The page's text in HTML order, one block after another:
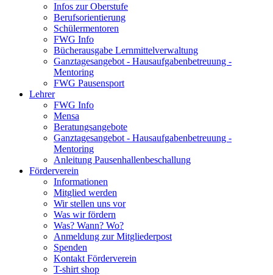
Infos zur Oberstufe
Berufsorientierung
Schülermentoren
FWG Info
Bücherausgabe Lernmittelverwaltung
Ganztagesangebot - Hausaufgabenbetreuung -
Mentoring
FWG Pausensport
Lehrer
FWG Info
Mensa
Beratungsangebote
Ganztagesangebot - Hausaufgabenbetreuung -
Mentoring
Anleitung Pausenhallenbeschallung
Förderverein
Informationen
Mitglied werden
Wir stellen uns vor
Was wir fördern
Was? Wann? Wo?
Anmeldung zur Mitgliederpost
Spenden
Kontakt Förderverein
T-shirt shop